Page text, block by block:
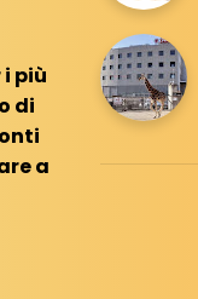
più
di
a